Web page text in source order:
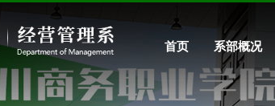
首页 系部概况